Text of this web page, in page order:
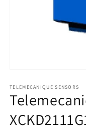
in
Modal
öffnen
TELEMECANIQUE SENSORS